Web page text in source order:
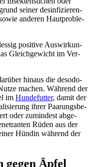
sei­ner des­in­fi­zie­ren­
ande­ren Haut­pro­ble­
posi­ti­ve Aus­wir­kun­
Gleich­ge­wicht im Ver­
hin­aus die des­odo­
machen. Wäh­rend der
im Hun­de­fut­ter, damit der
ihrer Paa­rungs­be­
oder zumin­dest abge­
Rüden aus der
Hün­din wäh­rend der
gegen Äpfel